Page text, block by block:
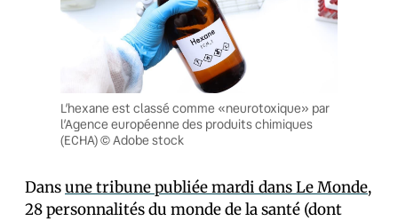
L’hexane est classé comme «neurotoxique» par
l’Agence européenne des produits chimiques
(ECHA) © Adobe stock
Dansune tribune publiée mardi dans Le Monde,
28 personnalités du monde de la santé (dont